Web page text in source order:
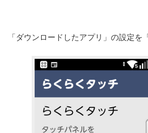
「ダウンロードしたアプリ」の設定を